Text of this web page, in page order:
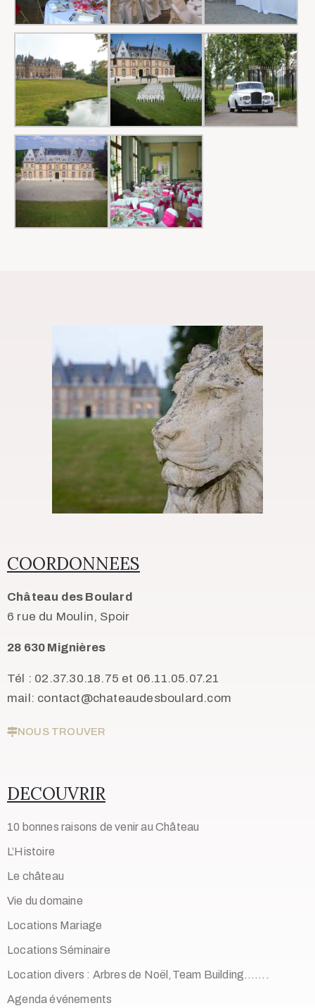
COORDONNEES
Château des Boulard
6 rue du Moulin, Spoir
28 630 Mignières
Tél : 02.37.30.18.75 et 06.11.05.07.21
mail: contact@chateaudesboulard.com
NOUS TROUVER
DECOUVRIR
10 bonnes raisons de venir au Château
L’Histoire
Le château
Vie du domaine
Locations Mariage
Locations Séminaire
Location divers : Arbres de Noël,Team Building…….
Agenda événements